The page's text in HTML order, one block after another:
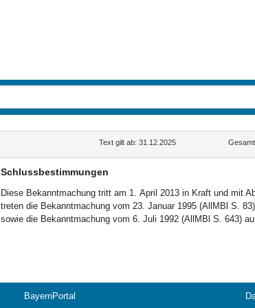
Text gilt ab: 31.12.2025
Schlussbestimmungen
Diese Bekanntmachung tritt am 1. April 2013 in Kraft und mit
treten die Bekanntmachung vom 23. Januar 1995 (AllMBl S.
sowie die Bekanntmachung vom 6. Juli 1992 (AllMBl S. 643)
BayernPortal